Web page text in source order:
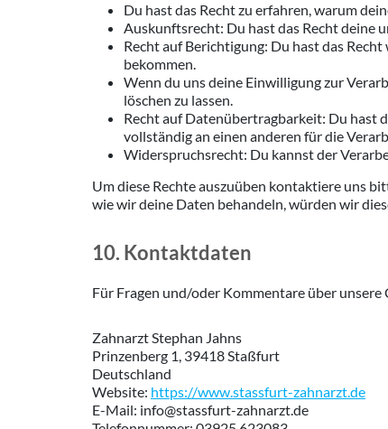
Du hast das Recht zu erfahren, warum
Auskunftsrecht: Du hast das Recht deine
Recht auf Berichtigung: Du hast das
bekommen.
Wenn du uns deine Einwilligung zur
löschen zu lassen.
Recht auf Datenübertragbarkeit: Du hast
vollständig an einen anderen für die
Widerspruchsrecht: Du kannst der
Um diese Rechte auszuüben kontaktiere uns
wie wir deine Daten behandeln, würden wir
10. Kontaktdaten
Für Fragen und/oder Kommentare über
Zahnarzt Stephan Jahns
Prinzenberg 1, 39418 Staßfurt
Deutschland
Website: https://www.stassfurt-zahnarzt.de
E-Mail: info@stassfurt-zahnarzt.de